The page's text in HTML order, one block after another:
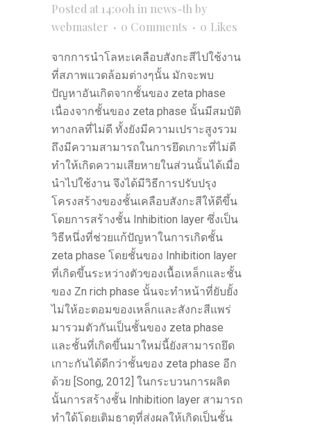
Posted at 14:00h in news-th by
webmaster
0 Comments 0 Likes
จากการนำโลหะเคลือบสังกะสีไปใช้งาน
ที่สภาพแวดล้อมต่างๆนั้น มักจะพบ
ปัญหาอันเกิดจากชั้นของ zeta phase
เนื่องจากชั้นของ zeta phase นั้นมีสมบัติ
ทางกลที่ไม่ดี ทั้งยังมีความเปราะสูงรวม
ถึงมีความสามารถในการยึดเกาะที่ไม่ดี
ทำให้เกิดความเสียหายในส่วนนั้นได้เมื่อ
นำไปใช้งาน จึงได้มีวิธีการปรับปรุง
โครงสร้างของชั้นเคลือบสังกะสีให้ดีขึ้น
โดยการสร้างชั้น Inhibition layer ซึ่งเป็น
วิธีหนึ่งที่ช่วยแก้ปัญหาในการเกิดชั้น
zeta phase โดยชั้นของ Inhibition layer
ที่เกิดขึ้นระหว่างตัวของเนื้อเหล็กและชั้น
ของ Zn rich phase นั้นจะทำหน้าที่ยับยั้ง
ไม่ให้อะตอมของเหล็กและสังกะสีแพร่
มารวมตัวกันเป็นชั้นของ zeta phase
และชั้นที่เกิดขึ้นมาใหม่นี้ยังสามารถยึด
เกาะกันได้ดีกว่าชั้นของ zeta phase อีก
ด้วย [Song, 2012] ในกระบวนการผลิต
นั้นการสร้างชั้น Inhibition layer สามารถ
ทำใด้โดยเติมธาตุที่ส่งผลให้เกิดเป็นชั้น